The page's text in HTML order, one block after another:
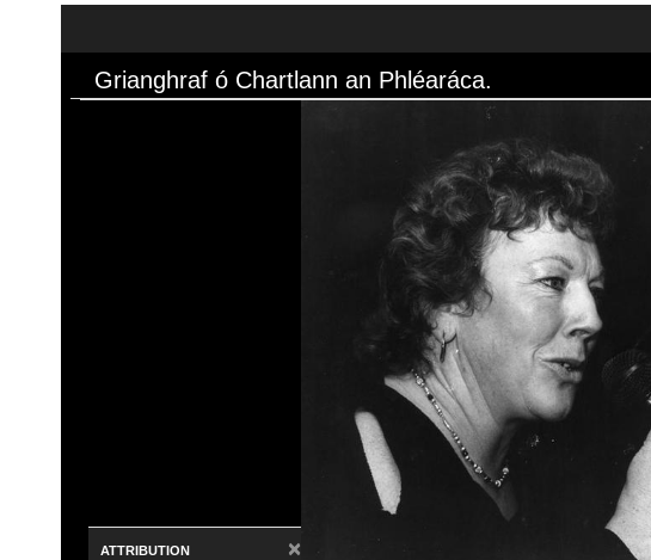
Grianghraf ó Chartlann an Phléaráca.
ATTRIBUTION ×